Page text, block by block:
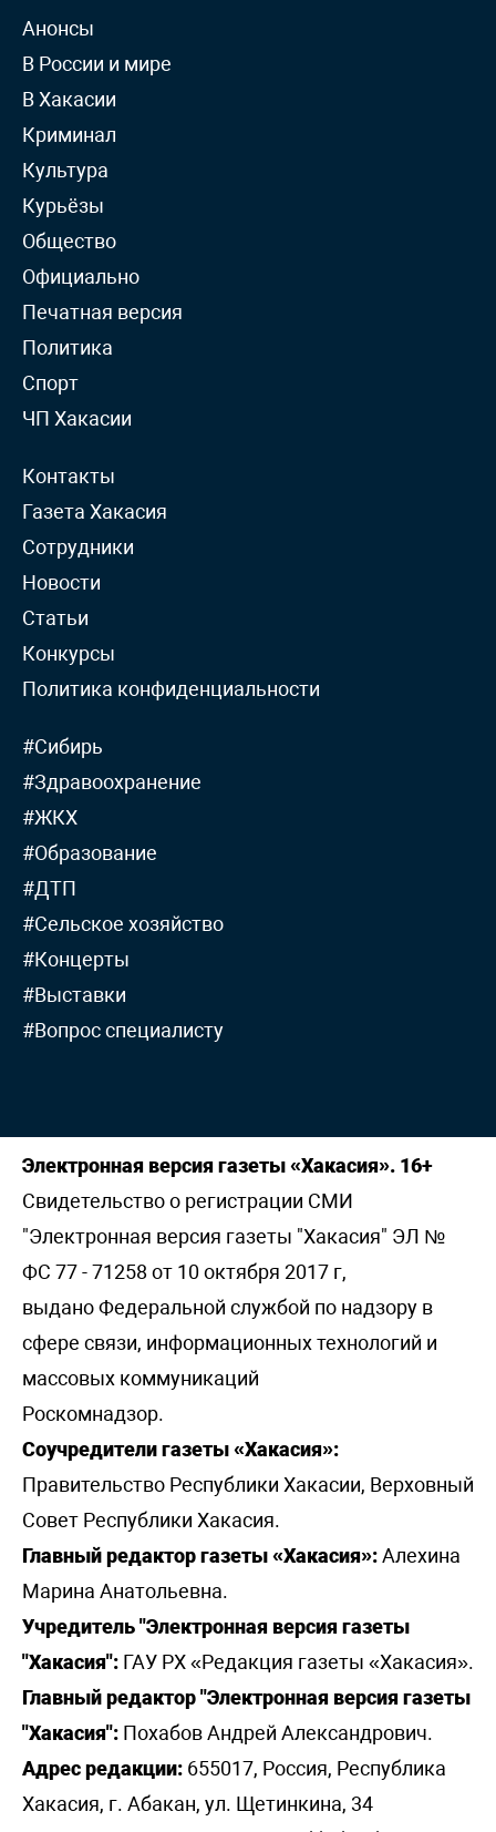
Анонсы
В России и мире
В Хакасии
Криминал
Культура
Курьёзы
Общество
Официально
Печатная версия
Политика
Спорт
ЧП Хакасии
Контакты
Газета Хакасия
Сотрудники
Новости
Статьи
Конкурсы
Политика конфиденциальности
#Сибирь
#Здравоохранение
#ЖКХ
#Образование
#ДТП
#Сельское хозяйство
#Концерты
#Выставки
#Вопрос специалисту
Электронная версия газеты «Хакасия». 16+
Свидетельство о регистрации СМИ
"Электронная версия газеты "Хакасия" ЭЛ №
ФС 77 - 71258 от 10 октября 2017 г,
выдано Федеральной службой по надзору в
сфере связи, информационных технологий и
массовых коммуникаций
Роскомнадзор.
Соучредители газеты «Хакасия»:
Правительство Республики Хакасии, Верховный
Совет Республики Хакасия.
Главный редактор газеты «Хакасия»:Алехина
Марина Анатольевна.
Учредитель "Электронная версия газеты
"Хакасия": ГАУ РХ «Редакция газеты «Хакасия».
Главный редактор "Электронная версия газеты
"Хакасия": Похабов Андрей Александрович.
Адрес редакции: 655017, Россия, Республика
Хакасия, г. Абакан, ул. Щетинкина, 34